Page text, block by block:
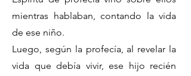
mientras hablaban, contando la vida
de ese niño.
Luego, según la profecía, al revelar la
vida que debía vivir, ese hijo recién